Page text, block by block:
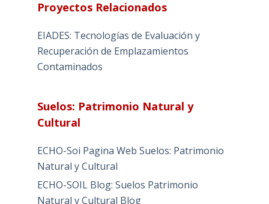
Proyectos Relacionados
EIADES: Tecnologías de Evaluación y
Recuperación de Emplazamientos
Contaminados
Suelos: Patrimonio Natural y
Cultural
ECHO-Soi Pagina Web Suelos: Patrimonio
Natural y Cultural
ECHO-SOIL Blog: Suelos Patrimonio
Natural y Cultural Blog